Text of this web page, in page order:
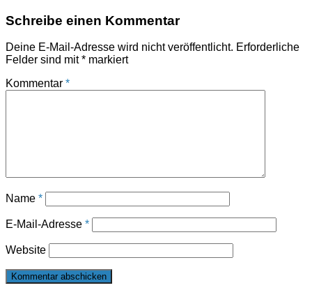
Schreibe einen Kommentar
Deine E-Mail-Adresse wird nicht veröffentlicht. Erforderliche
Felder sind mit* markiert
Kommentar *
Name *
E-Mail-Adresse *
Website